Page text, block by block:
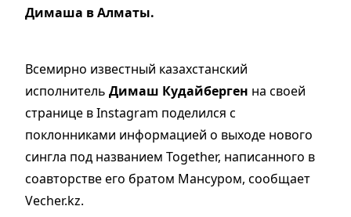
Димаша в Алматы.
Всемирно известный казахстанский
исполнитель Димаш Кудайберген на своей
странице в Instagram поделился с
поклонниками информацией о выходе нового
сингла под названием Together, написанного в
соавторстве его братом Мансуром, сообщает
Vecher.kz.